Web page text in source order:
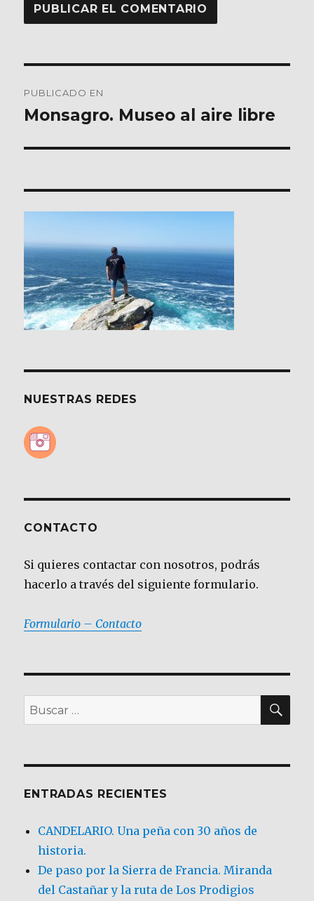
de
PUBLICADO EN
Monsagro. Museo al aire libre
NUESTRAS REDES
CONTACTO
Si quieres contactar con nosotros, podrás
hacerlo a través del siguiente formulario.
Formulario – Contacto
Buscar
por:
ENTRADAS RECIENTES
CANDELARIO. Una peña con 30 años de
historia.
De paso por la Sierra de Francia. Miranda
del Castañar y la ruta de Los Prodigios